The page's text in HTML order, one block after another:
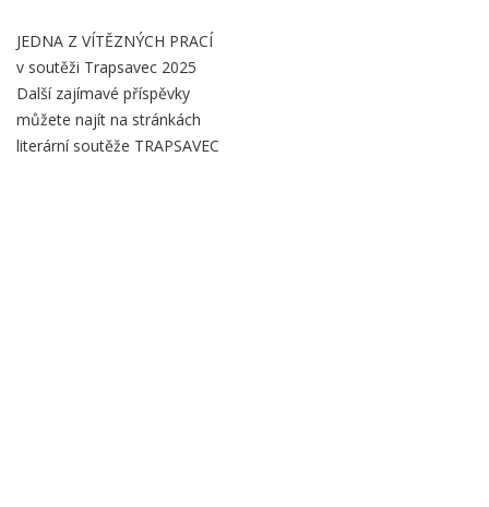
Obsah
záložky
Popis
JEDNA Z VÍTĚZNÝCH PRACÍ
v soutěži Trapsavec 2025
Další zajímavé příspěvky
můžete najít na stránkách
literární soutěže TRAPSAVEC